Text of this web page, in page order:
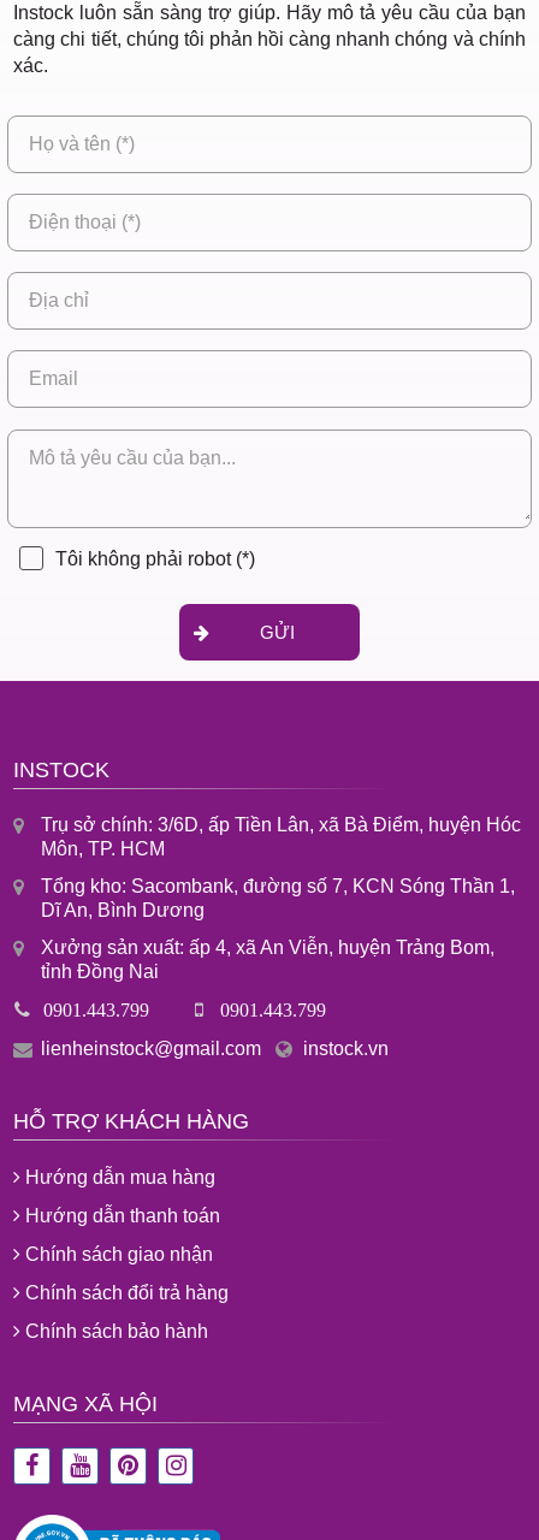
Instock luôn sẵn sàng trợ giúp. Hãy mô tả yêu cầu của bạn
càng chi tiết, chúng tôi phản hồi càng nhanh chóng và chính
xác.
GỬI
Tôi không phải robot (*)
INSTOCK
Trụ sở chính: 3/6D, ấp Tiền Lân, xã Bà Điểm, huyện Hóc
Môn, TP. HCM
Tổng kho: Sacombank, đường số 7, KCN Sóng Thần 1,
Dĩ An, Bình Dương
Xưởng sản xuất: ấp 4, xã An Viễn, huyện Trảng Bom,
tỉnh Đồng Nai
0901.443.799 0901.443.799
lienheinstock@gmail.com instock.vn
HỖ TRỢ KHÁCH HÀNG
Hướng dẫn mua hàng
Hướng dẫn thanh toán
Chính sách giao nhận
Chính sách đổi trả hàng
Chính sách bảo hành
MẠNG XÃ HỘI